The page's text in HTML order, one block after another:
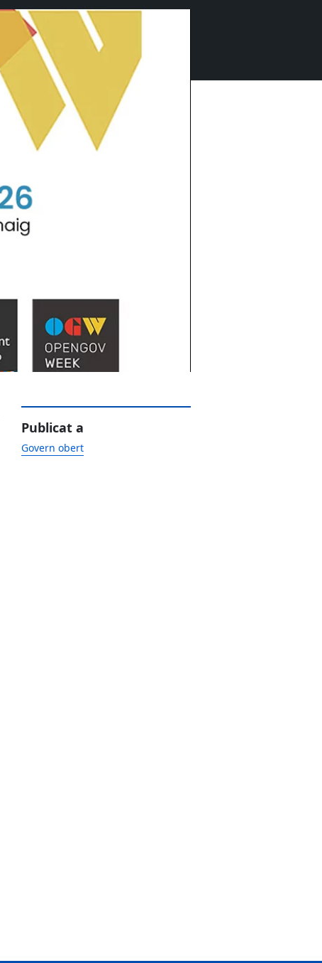
Publicat a
Govern obert